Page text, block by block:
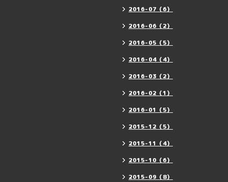
2016-07（6）
2016-06（2）
2016-05（5）
2016-04（4）
2016-03（2）
2016-02（1）
2016-01（5）
2015-12（5）
2015-11（4）
2015-10（6）
2015-09（8）